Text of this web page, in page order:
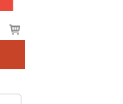
Voir
le